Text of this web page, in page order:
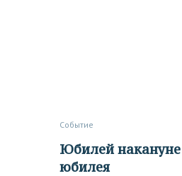
Событие
Юбилей накануне другого
юбилея